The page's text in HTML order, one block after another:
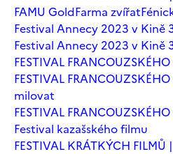
FAMU GoldFarma zvířat
Festival Annecy 2023 v Kině
Festival Annecy 2023 v Kině
FESTIVAL
FESTIVAL
milovat
FESTIVAL
Festival kazašského filmu
FESTIVAL KRÁTKÝCH